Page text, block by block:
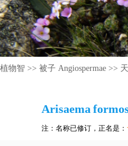
植物智 >> 被子 Angiospermae >>
Arisaema
注：名称已修订，正名是：